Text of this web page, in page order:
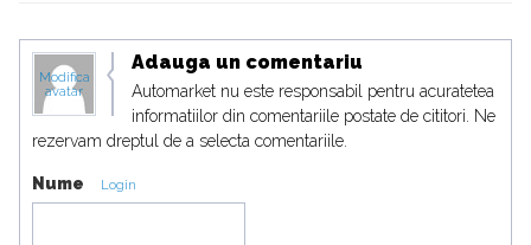
Modifica
avatar
Adauga un comentariu
Automarket nu este responsabil pentru acuratetea
informatiilor din comentariile postate de cititori. Ne
rezervam dreptul de a selecta comentariile.
Nume Login